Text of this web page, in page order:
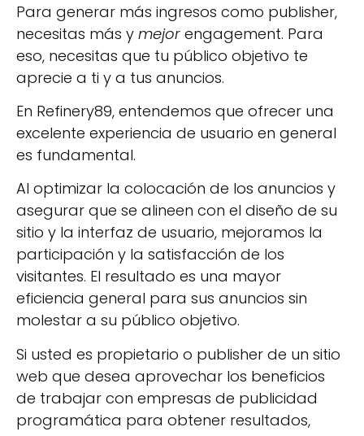
Para generar más ingresos como publisher,
necesitas más y mejor engagement. Para
eso, necesitas que tu público objetivo te
aprecie a ti y a tus anuncios.
En Refinery89, entendemos que ofrecer una
excelente experiencia de usuario en general
es fundamental.
Al optimizar la colocación de los anuncios y
asegurar que se alineen con el diseño de su
sitio y la interfaz de usuario, mejoramos la
participación y la satisfacción de los
visitantes. El resultado es una mayor
eficiencia general para sus anuncios sin
molestar a su público objetivo.
Si usted es propietario o publisher de un sitio
web que desea aprovechar los beneficios
de trabajar con empresas de publicidad
programática para obtener resultados,